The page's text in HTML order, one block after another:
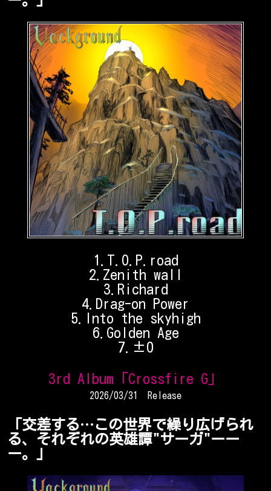
1.T.O.P.road
2.Zenith wall
3.Richard
4.Drag-on Power
5.Into the skyhigh
6.Golden Age
7.±0
3rd Album「Crossfire G」
2026/03/31 Release
「交差する…この世界で繰り広げられ
る、それぞれの英雄譚"サーガ"ーー
ー。」